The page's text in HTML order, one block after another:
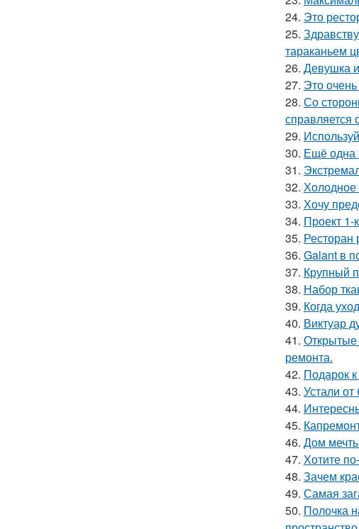
24. Это
25.
тараканьем
26. Девушка
27. Это
28. Со
справляется
29.
30. Ещё одна
31.
32. Холодное
33. Хочу
34. Проект
35. Ресторан
36. Galant в
37. Крупный
38. Набор
39. Когда
40. Виктуар
41. Открытые
ремонта.
42. Подарок
43. Устали от
44.
45.
46. Дом
47. Хотите
48. Зачем
49. Самая
50. Полочка